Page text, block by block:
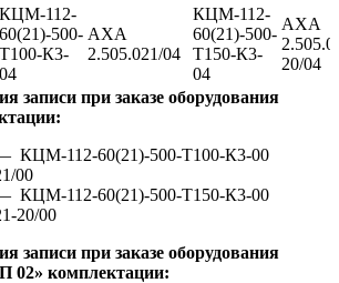
КЦМ-112-
60(21)-500-
Т100-К3-
04
АХА
2.505.021/04
КЦМ-112-
60(21)-500-
Т150-К3-
04
АХА
20/04
записи при заказе оборудования
КЦМ-112-60(21)-500-Т100-К3-00
00
КЦМ-112-60(21)-500-Т150-К3-00
20/00
записи при заказе оборудования
02» комплектации: